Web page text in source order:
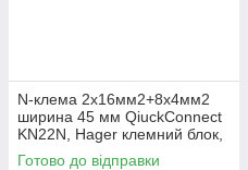
N-клема 2x16мм2+8x4мм2
ширина 45 мм QiuckConnect
KN22N, Hager клемний блок,
для щита Хагер, боксу, шафи
Готово до відправки